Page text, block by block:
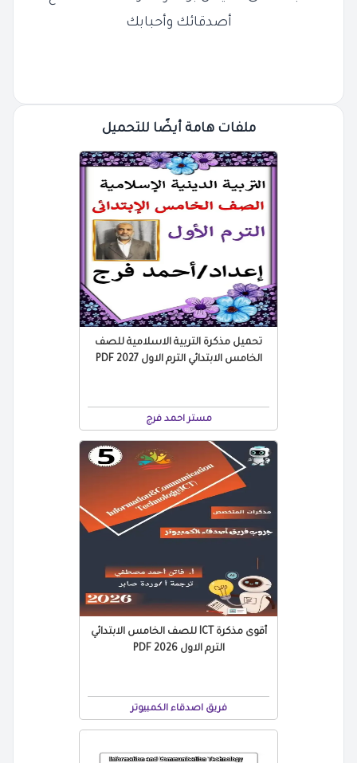
أصدقائك وأحبابك
ملفات هامة أيضًا للتحميل
تحميل مذكرة التربية الاسلامية للصف
الخامس الابتدائي الترم الاول 2027 PDF
مستر احمد فرج
أقوى مذكرة ICT للصف الخامس الابتدائي
الترم الاول 2026 PDF
فريق اصدقاء الكمبيوتر